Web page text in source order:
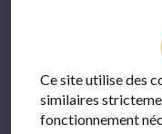
Avec le soutien
Ce site utilise des
similaires
fonctionnement